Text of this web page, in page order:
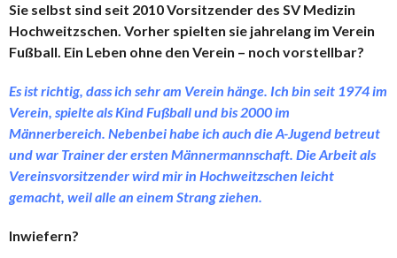
Sie selbst sind seit 2010 Vorsitzender des SV Medizin
Hochweitzschen. Vorher spielten sie jahrelang im Verein
Fußball. Ein Leben ohne den Verein – noch vorstellbar?
Es ist richtig, dass ich sehr am Verein hänge. Ich bin seit 1974 im
Verein, spielte als Kind Fußball und bis 2000 im
Männerbereich. Nebenbei habe ich auch die A-Jugend betreut
und war Trainer der ersten Männermannschaft. Die Arbeit als
Vereinsvorsitzender wird mir in Hochweitzschen leicht
gemacht, weil alle an einem Strang ziehen.
Inwiefern?